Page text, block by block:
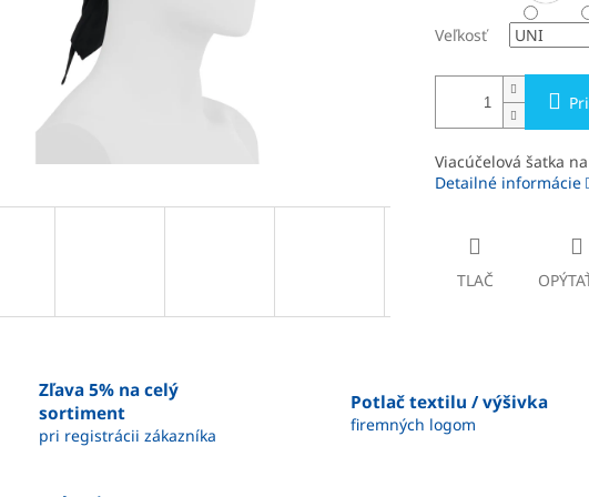
Veľkosť
Viacúčelová šatka
Detailné informácie
TLAČ
Zľava 5% na celý
sortiment
pri registrácii zákazníka
Potlač textilu / výšivka
firemných logom